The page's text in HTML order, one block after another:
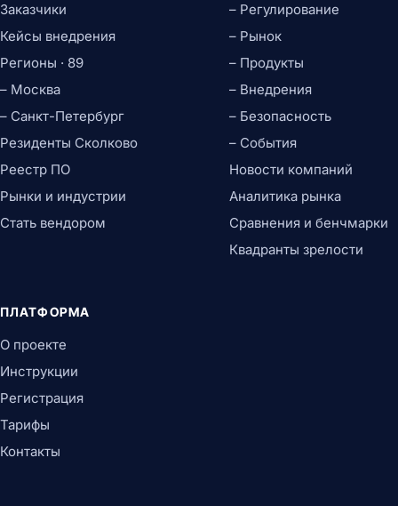
Заказчики
Кейсы внедрения
Регионы · 89
– Москва
– Санкт-Петербург
Резиденты Сколково
Реестр ПО
Рынки и индустрии
Стать вендором
– Регулирование
– Рынок
– Продукты
– Внедрения
– Безопасность
– События
Новости компаний
Аналитика рынка
Сравнения и бенчмарки
Квадранты зрелости
ПЛАТФОРМА
О проекте
Инструкции
Регистрация
Тарифы
Контакты